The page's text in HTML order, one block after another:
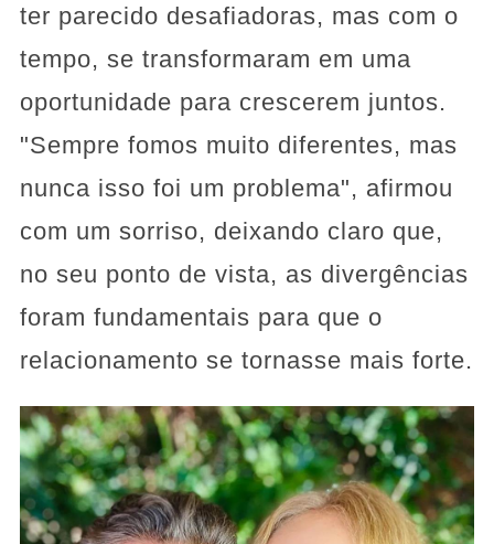
ter parecido desafiadoras, mas com o
tempo, se transformaram em uma
oportunidade para crescerem juntos.
"Sempre fomos muito diferentes, mas
nunca isso foi um problema", afirmou
com um sorriso, deixando claro que,
no seu ponto de vista, as divergências
foram fundamentais para que o
relacionamento se tornasse mais forte.